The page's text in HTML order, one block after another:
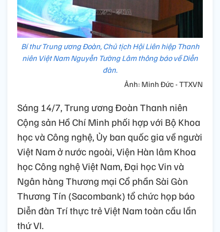
Bí thư Trung ương Đoàn, Chủ tịch Hội Liên hiệp Thanh
niên Việt Nam Nguyễn Tường Lâm thông báo về Diễn
đàn.
Ảnh: Minh Đức - TTXVN
Sáng 14/7, Trung ương Đoàn Thanh niên
Cộng sản Hồ Chí Minh phối hợp với Bộ Khoa
học và Công nghệ, Ủy ban quốc gia về người
Việt Nam ở nước ngoài, Viện Hàn lâm Khoa
học Công nghệ Việt Nam, Đại học Vin và
Ngân hàng Thương mại Cổ phần Sài Gòn
Thương Tín (Sacombank) tổ chức họp báo
Diễn đàn Trí thực trẻ Việt Nam toàn cầu lần
thứ VI.